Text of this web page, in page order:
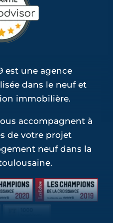
est une agence
dans le neuf et
immobilière.
accompagnent à
de votre projet
neuf dans la